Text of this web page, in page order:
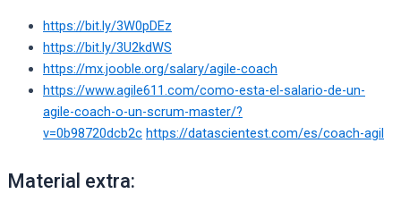
https://bit.ly/3W0pDEz
https://bit.ly/3U2kdWS
https://mx.jooble.org/salary/agile-coach
https://www.agile611.com/como-esta-el-salario-de-un-
agile-coach-o-un-scrum-master/?
v=0b98720dcb2c https://datascientest.com/es/coach-agil
Material extra: